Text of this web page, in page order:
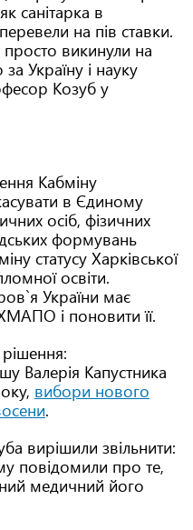
санітарка в
на пів ставки.
просто викинули на
Україну і науку
Козуб у
Кабміну
в Єдиному
осіб, фізичних
формувань
статусу Харківської
освіти.
України має
і поновити її.
Валерія Капустника
вибори нового
.
вирішили звільнити:
повідомили про те,
медичний його